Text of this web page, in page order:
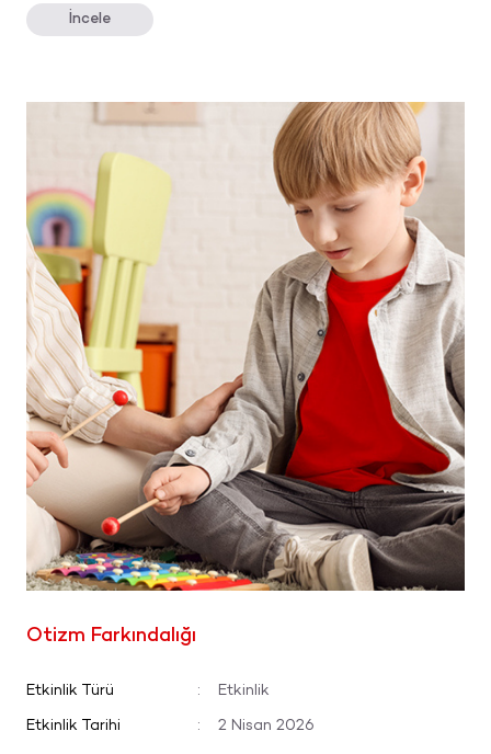
İncele
Otizm Farkındalığı
Etkinlik Türü : Etkinlik
Etkinlik Tarihi : 2 Nisan 2026